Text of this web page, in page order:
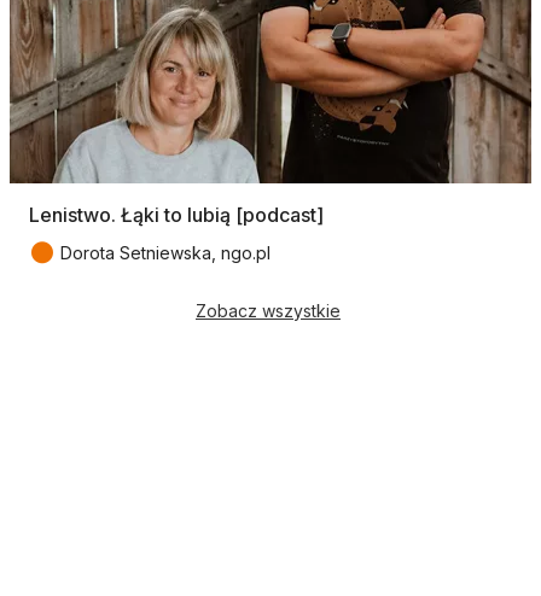
Lenistwo. Łąki to lubią [podcast]
● Dorota Setniewska, ngo.pl
Zobacz wszystkie